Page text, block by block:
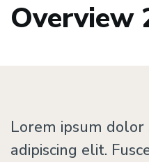
Overview
Lorem ipsum
adipiscing elit.